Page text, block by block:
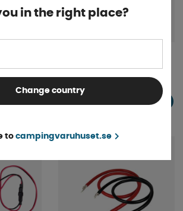
till
MEGA Säkringar
KÖP!
in the right place?
Change country
to campingvaruhuset.se